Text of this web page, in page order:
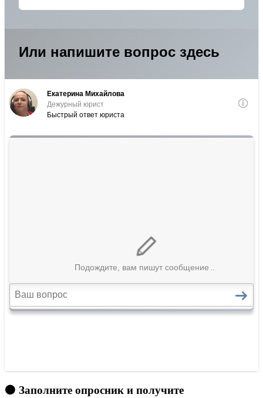
🟠 Заполните опросник и получите